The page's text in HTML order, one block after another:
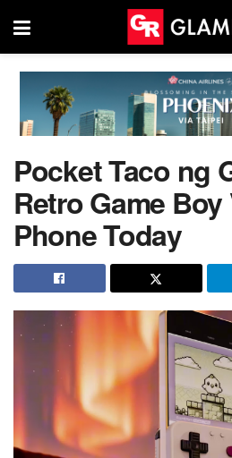
Pocket Taco ng
Retro Game
Phone Today